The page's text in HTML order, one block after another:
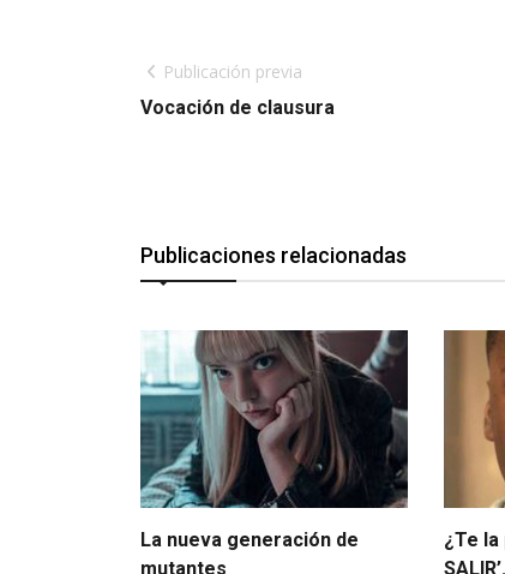
Publicación previa
Vocación de clausura
Publicaciones relacionadas
La nueva generación de
mutantes
¿Te la